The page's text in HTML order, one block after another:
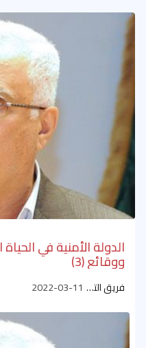
الدولة الأمنية في
ووقائع (3)
فريق التحرير 2022-03-11